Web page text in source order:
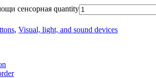
сенсорная quantity
, Visual, light, and sound devices